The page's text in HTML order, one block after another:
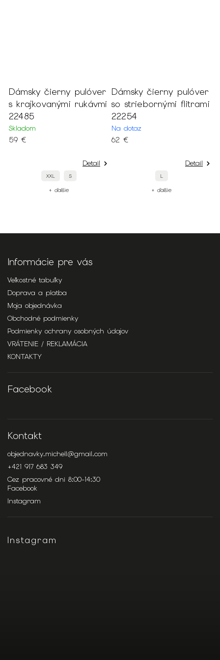
Dámsky čierny pulóver
s krajkovanými rukávmi
22485
Skladom
59 €
Detail
XXL S
+ ďalšie
Dámsky čierny pulóver
so striebornými flitrami
22254
Na dotaz
62 €
Detail
L
+ ďalšie
Informácie pre vás
Veľkostné tabuľky
Doprava a platba
Moja objednávka
Obchodné podmienky
Podmienky ochrany osobných údajov
VRÁTENIE / REKLAMÁCIA
KONTAKTY
Facebook
Kontakt
objednavky.michell@gmail.com
+421 917 683 349
Cez pracovné dni 8:00-14:30
Facebook
Instagram
Instagram